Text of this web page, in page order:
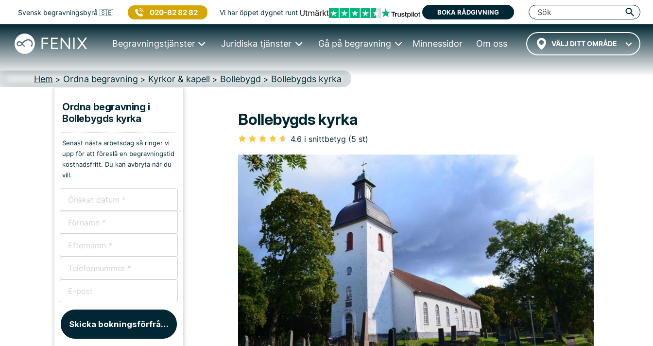
Svensk begravningsbyrå 🇸🇪 020-82 82 82 Vi har öppet dygnet runt BOKA RÅDGIVNING
VÄLJ DITT OMRÅDE
Begravningstjänster Juridiska tjänster Gå på begravning Minnessidor Om oss
Hem > Ordna begravning > Kyrkor & kapell > Bollebygd > Bollebygds kyrka
Kyrkor & kapell
Begravningsplatser
Församlingshem
Bårhus
Ordna begravning i
Bollebygds kyrka
Senast nästa arbetsdag så ringer vi
upp för att föreslå en begravningstid
kostnadsfritt. Du kan avbryta när du
vill.
Skicka bokningsförfrågan
Bollebygds kyrka
4.6 i snittbetyg (5 st)